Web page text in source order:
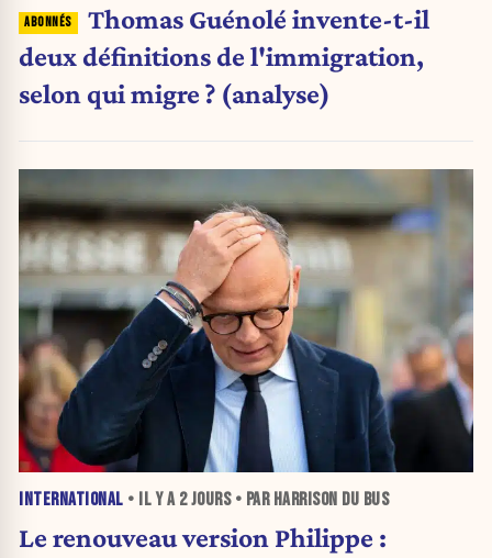
Thomas Guénolé invente-t-il
deux définitions de l'immigration,
selon qui migre ? (analyse)
INTERNATIONAL • IL Y A 2 JOURS• PAR HARRISON DU BUS
Le renouveau version Philippe :